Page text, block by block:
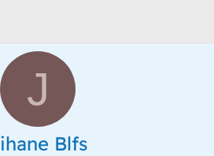
J
Blfs